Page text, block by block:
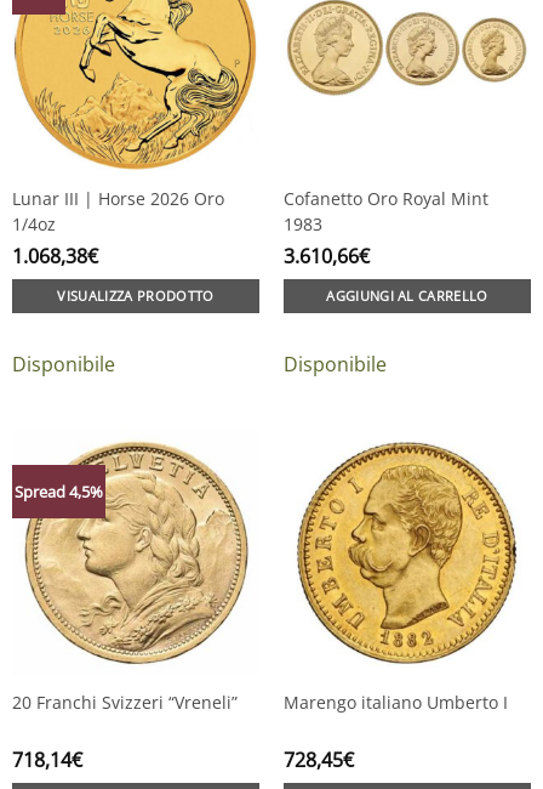
Lunar III | Horse 2026 Oro
1/4oz
1.068,38€
VISUALIZZA PRODOTTO
Disponibile
Cofanetto Oro Royal Mint
1983
3.610,66€
AGGIUNGI AL CARRELLO
Disponibile
Spread 4,5%
20 Franchi Svizzeri “Vreneli”
718,14€
Marengo italiano Umberto I
728,45€